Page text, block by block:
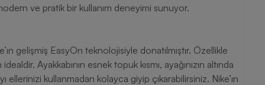
ve pratik bir kullanım deneyimi sunuyor.
gelişmiş EasyOn teknolojisiyle donatılmıştır. Özellikle
Ayakkabının esnek topuk kısmı, ayağınızın altında
ellerinizi kullanmadan kolayca giyip çıkarabilirsiniz. Nike’ın